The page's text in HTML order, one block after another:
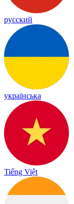
русский
українська
Tiếng Việt